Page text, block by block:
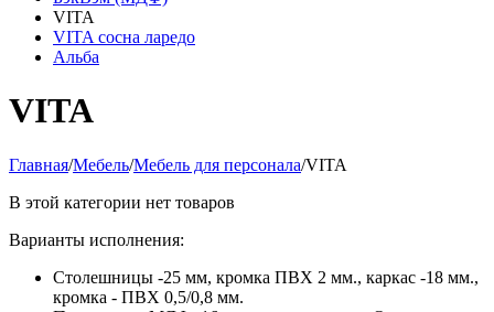
VITA
VITA сосна ларедо
Альба
VITA
Главная/Мебель/Мебель для персонала/VITA
В этой категории нет товаров
Варианты исполнения:
Столешницы -25 мм, кромка ПВХ 2 мм., каркас -18 мм.,
кромка - ПВХ 0,5/0,8 мм.